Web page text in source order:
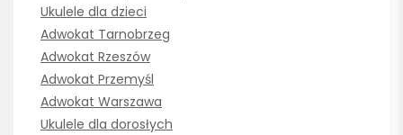
Ukulele dla dzieci
Adwokat Tarnobrzeg
Adwokat Rzeszów
Adwokat Przemyśl
Adwokat Warszawa
Ukulele dla dorosłych